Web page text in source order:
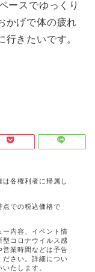
ースでゆっくり
かげで体の疲れ
行きたいです。
各権利者に帰属し
点での税込価格で
ー内容、イベント情
型コロナウイルス感
営業時間などは予告
ださい。詳細につい
たします。